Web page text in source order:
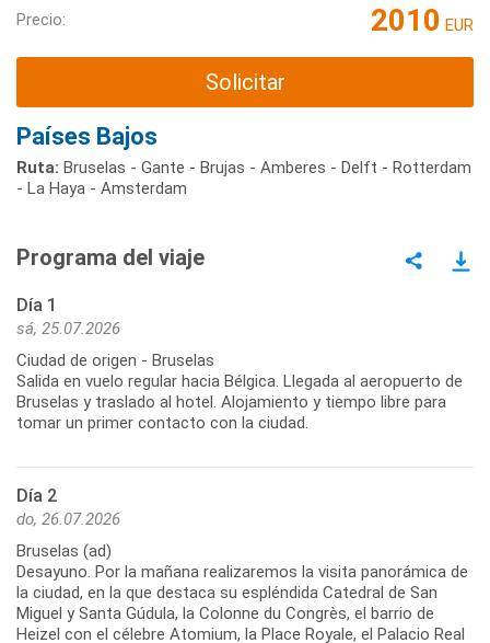
Precio: 2010 EUR
Solicitar
Países Bajos
Ruta: Bruselas - Gante - Brujas - Amberes - Delft - Rotterdam
- La Haya - Amsterdam
Programa del viaje
Día 1
sá, 25.07.2026
Ciudad de origen - Bruselas
Salida en vuelo regular hacia Bélgica. Llegada al aeropuerto de
Bruselas y traslado al hotel. Alojamiento y tiempo libre para
tomar un primer contacto con la ciudad.
Día 2
do, 26.07.2026
Bruselas (ad)
Desayuno. Por la mañana realizaremos la visita panorámica de
la ciudad, en la que destaca su espléndida Catedral de San
Miguel y Santa Gúdula, la Colonne du Congrès, el barrio de
Heizel con el célebre Atomium, la Place Royale, el Palacio Real